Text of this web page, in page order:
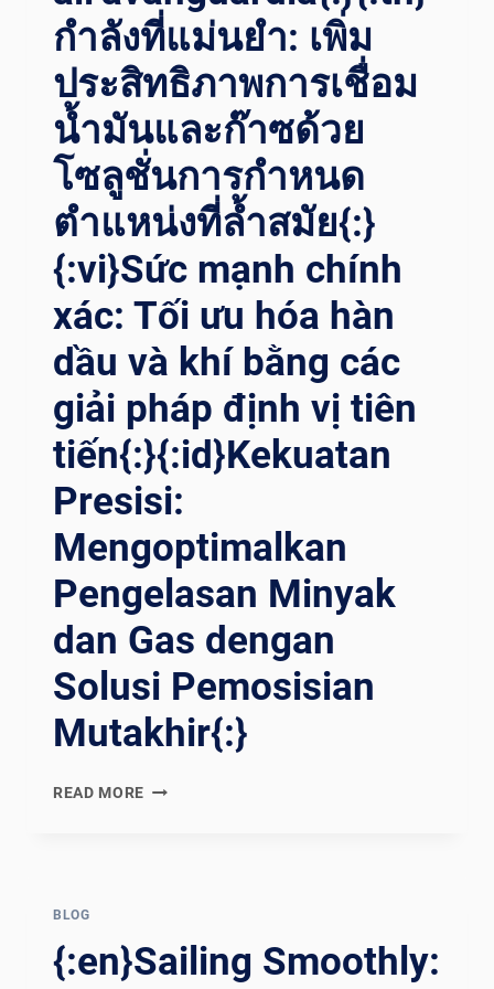
EI P
OSIZIONATORI D
ALDATURA{:}{
:TH}ก
ารเ
พิ่มค
วามแ
ม่นยำใ
้ำมันแ
๊าซ: ผ
ลกร
ะท
บท
ี่ป
ฏิวัติว
งการข
องเ
ชื่อมต
ำแหน่ง{:}{
:VI}TỐI Ư
U H
ÓA Đ
Ộ C
HÍNH X
ÁC T
RONG D
ẠNG C
ỦA M
กำลังที่แม่นยำ: เพิ่ม
ประสิทธิภาพการเชื่อม
น้ำมันและก๊าซด้วย
โซลูชั่นการกำหนด
ตำแหน่งที่ล้ำสมัย{:}
{:vi}Sức mạnh chính
xác: Tối ưu hóa hàn
dầu và khí bằng các
giải pháp định vị tiên
tiến{:}{:id}Kekuatan
Presisi:
Mengoptimalkan
Pengelasan Minyak
dan Gas dengan
Solusi Pemosisian
Mutakhir{:}
READ MORE {:EN}PRECISION
WITH
BLOG
{:en}Sailing Smoothly: